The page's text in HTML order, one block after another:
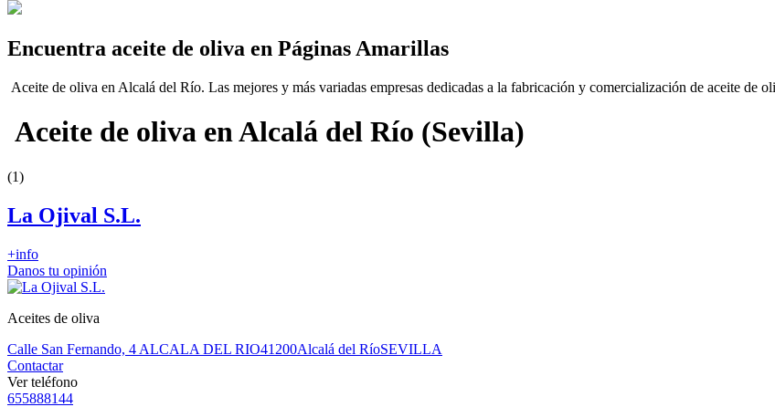
Encuentra aceite de oliva en Páginas Amarillas
Aceite de oliva en Alcalá del Río. Las mejores y más variadas empresas dedicadas a la fabricación y comercialización de aceite de
Aceite de oliva en Alcalá del Río (Sevilla)
(1)
La Ojival S.L.
+info
Danos tu opinión
Aceites de oliva
Calle San Fernando, 4 ALCALA DEL RIO41200Alcalá del RíoSEVILLA
Contactar
Ver teléfono
655888144